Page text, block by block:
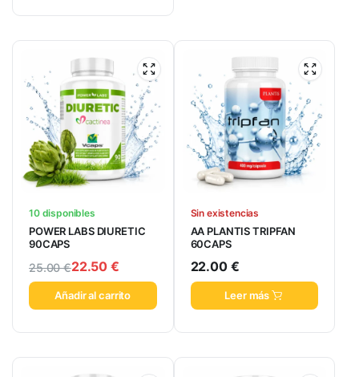
10 disponibles
POWER LABS DIURETIC
90CAPS
25.00€22.50 €
Añadir al carrito
Sin existencias
AA PLANTIS TRIPFAN
60CAPS
22.00 €
Leer más